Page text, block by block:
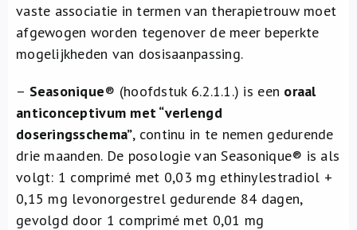
vaste associatie in termen van therapietrouw moet
afgewogen worden tegenover de meer beperkte
mogelijkheden van dosisaanpassing.
– Seasonique® (hoofdstuk 6.2.1.1.) is een oraal
anticonceptivum met “verlengd
doseringsschema”, continu in te nemen gedurende
drie maanden. De posologie van Seasonique® is als
volgt: 1 comprimé met 0,03 mg ethinylestradiol +
0,15 mg levonorgestrel gedurende 84 dagen,
gevolgd door 1 comprimé met 0,01 mg